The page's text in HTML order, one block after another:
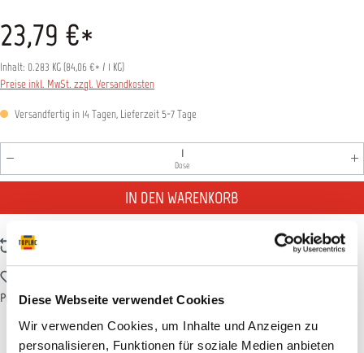
Diese Webseite verwendet Cookies
Wir verwenden Cookies, um Inhalte und Anzeigen zu
personalisieren, Funktionen für soziale Medien anbieten
23,79 €*
Inhalt: 0.283 KG (84,06 €* / 1 KG)
Preise inkl. MwSt. zzgl. Versandkosten
Versandfertig in 14 Tagen, Lieferzeit 5-7 Tage
Produkt Anzahl: Gib den gewünschten Wert ein oder
Dose
IN DEN WARENKORB
Zum Vergleich hinzufügen
Produktnummer:T011911